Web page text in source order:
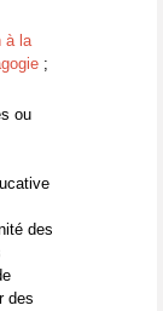
à la
;
ou
des
des